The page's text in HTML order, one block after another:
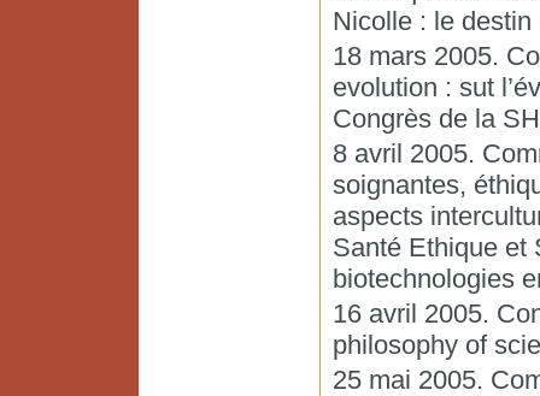
Nicolle : le destin
18 mars 2005.
evolution : sut
Congrès de la
8 avril 2005.
soignantes,
aspects
Santé Ethique et
biotechnologies
16 avril 2005.
philosophy of
25 mai 2005.